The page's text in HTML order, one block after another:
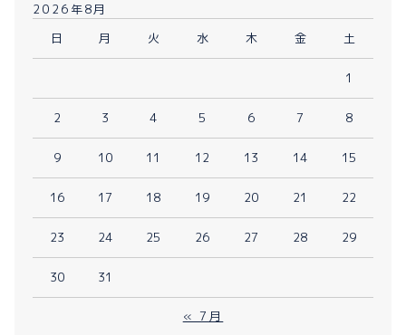
2026年8月
日
月 火 水 木 金 土
1
2 3 4 5 6 7 8
9 10 11 12 13 14 15
16 17 18 19 20 21 22
23 24 25 26 27 28 29
30 31
« 7月